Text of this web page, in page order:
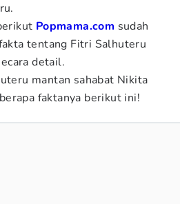
Popmama.com sudah
tentang Fitri Salhuteru
detail.
mantan sahabat Nikita
faktanya berikut ini!